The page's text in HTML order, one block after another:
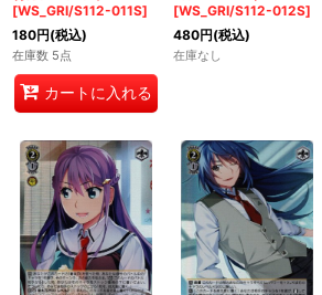
[WS_GRI/S112-011S]
180円(税込)
在庫数 5点
カートに入れる
[WS_GRI/S112-012S]
480円(税込)
在庫なし